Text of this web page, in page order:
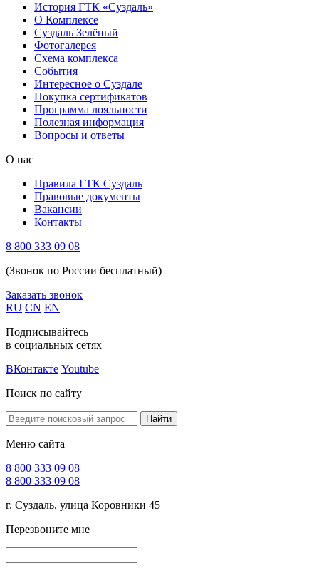
История ГТК «Суздаль»
О Комплексе
Суздаль Зелёный
Фотогалерея
Схема комплекса
Cобытия
Интересное о Суздале
Покупка сертификатов
Программа лояльности
Полезная информация
Вопросы и ответы
О нас
Правила ГТК Суздаль
Правовые документы
Вакансии
Контакты
8 800 333 09 08
(Звонок по России бесплатный)
Заказать звонок
RU CN EN
Подписывайтесь
в социальных сетях
ВКонтакте Youtube
Поиск по сайту
Найти
Меню сайта
8 800 333 09 08
8 800 333 09 08
г. Суздаль, улица Коровники 45
Перезвоните мне